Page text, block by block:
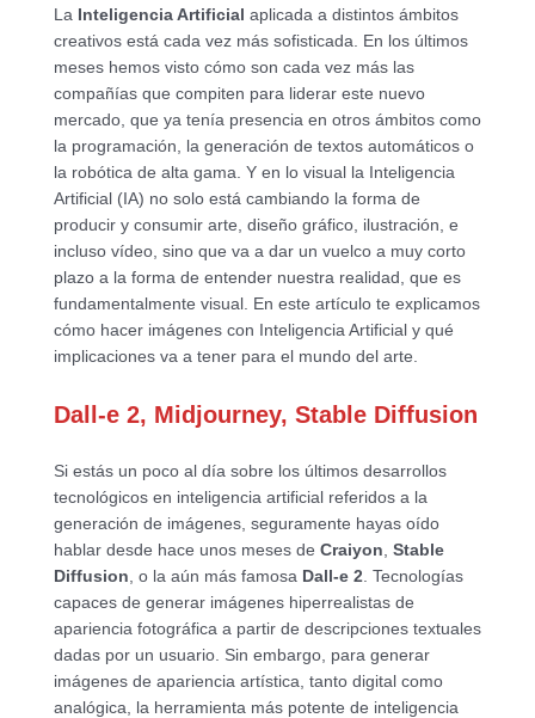
La Inteligencia Artificial aplicada a distintos ámbitos
creativos está cada vez más sofisticada. En los últimos
meses hemos visto cómo son cada vez más las
compañías que compiten para liderar este nuevo
mercado, que ya tenía presencia en otros ámbitos como
la programación, la generación de textos automáticos o
la robótica de alta gama. Y en lo visual la Inteligencia
Artificial (IA) no solo está cambiando la forma de
producir y consumir arte, diseño gráfico, ilustración, e
incluso vídeo, sino que va a dar un vuelco a muy corto
plazo a la forma de entender nuestra realidad, que es
fundamentalmente visual. En este artículo te explicamos
cómo hacer imágenes con Inteligencia Artificial y qué
implicaciones va a tener para el mundo del arte.
Dall-e 2, Midjourney, Stable Diffusion
Si estás un poco al día sobre los últimos desarrollos
tecnológicos en inteligencia artificial referidos a la
generación de imágenes, seguramente hayas oído
hablar desde hace unos meses de Craiyon Stable
Diffusion , o la aún más famosa Dall-e 2 . Tecnologías
capaces de generar imágenes hiperrealistas de
apariencia fotográfica a partir de descripciones textuales
dadas por un usuario. Sin embargo, para generar
imágenes de apariencia artística, tanto digital como
analógica, la herramienta más potente de inteligencia